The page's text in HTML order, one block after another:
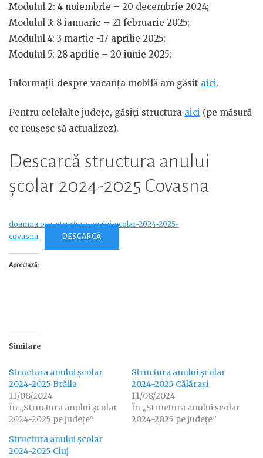
Modulul 2: 4 noiembrie – 20 decembrie 2024;
Modulul 3: 8 ianuarie – 21 februarie 2025;
Modulul 4: 3 martie -17 aprilie 2025;
Modulul 5: 28 aprilie – 20 iunie 2025;
Informații despre vacanța mobilă am găsit aici.
Pentru celelalte județe, găsiți structura aici (pe măsură
ce reușesc să actualizez).
Descarcă structura anului
școlar 2024-2025 Covasna
doamna.org_structura-anului-scolar-2024-2025-
covasna
DESCARCĂ
Apreciază:
Similare
Structura anului școlar
2024-2025 Brăila
11/08/2024
În „Structura anului școlar
2024-2025 pe județe”
Structura anului școlar
2024-2025 Călărași
11/08/2024
În „Structura anului școlar
2024-2025 pe județe”
Structura anului școlar
2024-2025 Cluj